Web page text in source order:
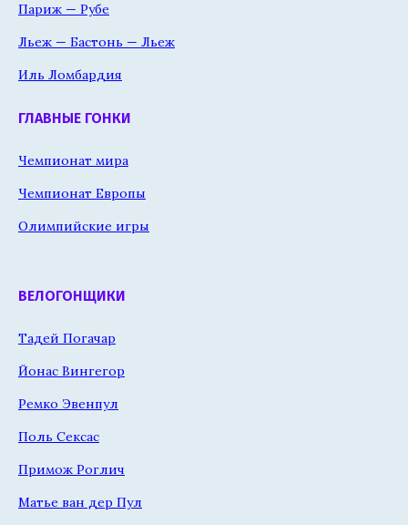
Париж — Рубе
Льеж — Бастонь — Льеж
Иль Ломбардия
ГЛАВНЫЕ ГОНКИ
Чемпионат мира
Чемпионат Европы
Олимпийские игры
ВЕЛОГОНЩИКИ
Тадей Погачар
Йонас Вингегор
Ремко Эвенпул
Поль Сексас
Примож Роглич
Матье ван дер Пул